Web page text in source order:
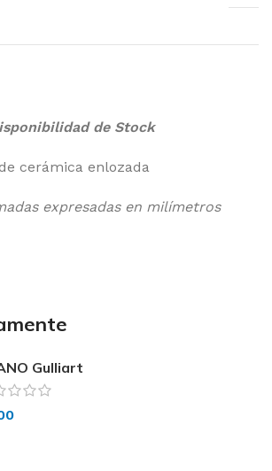
de Stock
cerámica enlozada
expresadas en milímetros
Gulliart